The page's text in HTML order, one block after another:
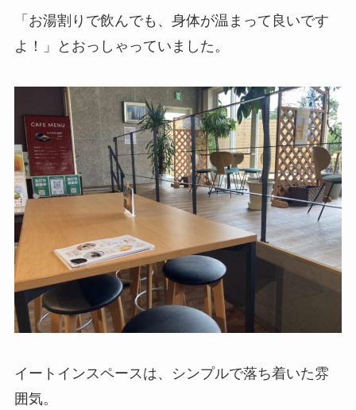
「お湯割りで飲んでも、身体が温まって良いです
よ！」とおっしゃっていました。
イートインスペースは、シンプルで落ち着いた雰
囲気。